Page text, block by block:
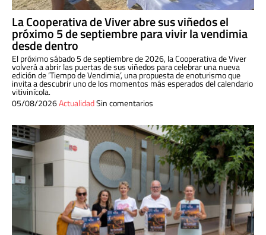
La Cooperativa de Viver abre sus viñedos el
próximo 5 de septiembre para vivir la vendimia
desde dentro
El próximo sábado 5 de septiembre de 2026, la Cooperativa de Viver
volverá a abrir las puertas de sus viñedos para celebrar una nueva
edición de ‘Tiempo de Vendimia’, una propuesta de enoturismo que
invita a descubrir uno de los momentos más esperados del calendario
vitivinícola.
05/08/2026ActualidadSin comentarios